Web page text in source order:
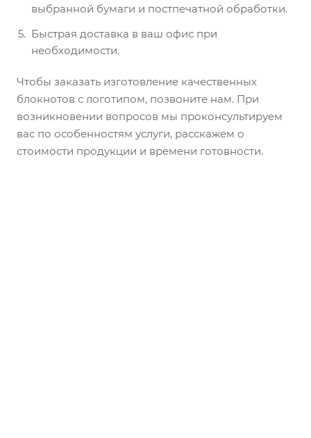
выбранной бумаги и постпечатной обработки.
Быстрая доставка в ваш офис при
необходимости.
Чтобы заказать изготовление качественных
блокнотов с логотипом, позвоните нам. При
возникновении вопросов мы проконсультируем
вас по особенностям услуги, расскажем о
стоимости продукции и времени готовности.